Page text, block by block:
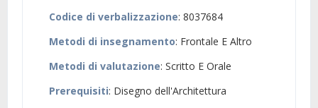
Codice di verbalizzazione: 8037684
Metodi di insegnamento: Frontale E Altro
Metodi di valutazione: Scritto E Orale
Prerequisiti: Disegno dell'Architettura